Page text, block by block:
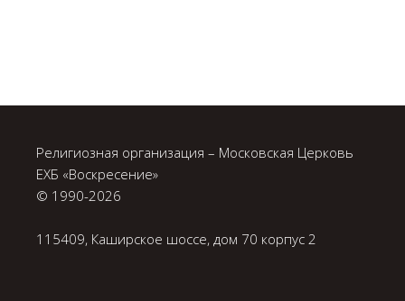
Религиозная организация – Московская Церковь
ЕХБ «Воскресение»
© 1990-2026
115409, Каширское шоссе, дом 70 корпус 2